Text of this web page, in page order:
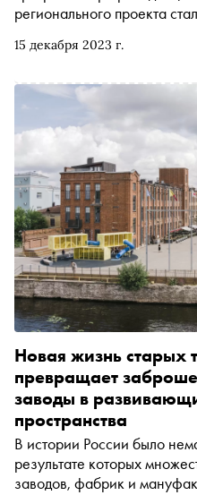
15 декабря 2023 г.
регионального проекта
Нижнего Новгорода,
Новая жизнь старых
превращает
заводы в
пространства
В истории России было
результате которых
заводов, фабрик и